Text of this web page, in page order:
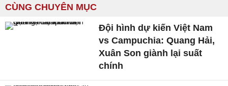
CÙNG CHUYÊN MỤC
Đội hình dự kiến Việt Nam
vs Campuchia: Quang Hải,
Xuân Son giành lại suất
chính